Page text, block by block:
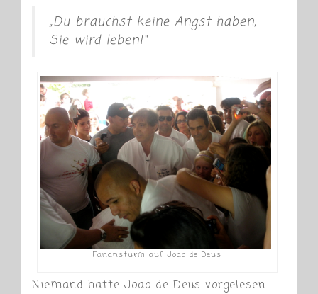
„Du brauchst keine Angst haben,
Sie wird leben!“
Fanansturm auf Joao de Deus
Niemand hatte Joao de Deus vorgelesen